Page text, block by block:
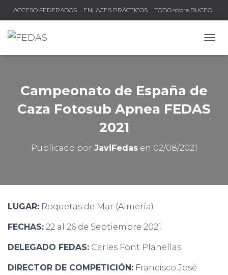
ACCESO FEDERADOS ENLACES PRÁCTICOS TODO sobre BUCEO
Campeonato de España de
Caza Fotosub Apnea FEDAS
2021
Publicado por JaviFedasen 02/08/2021
LUGAR: Roquetas de Mar (Almería)
FECHAS: 22 al 26 de Septiembre 2021
DELEGADO FEDAS: Carles Font Planellas
DIRECTOR DE COMPETICIÓN: Francisco José